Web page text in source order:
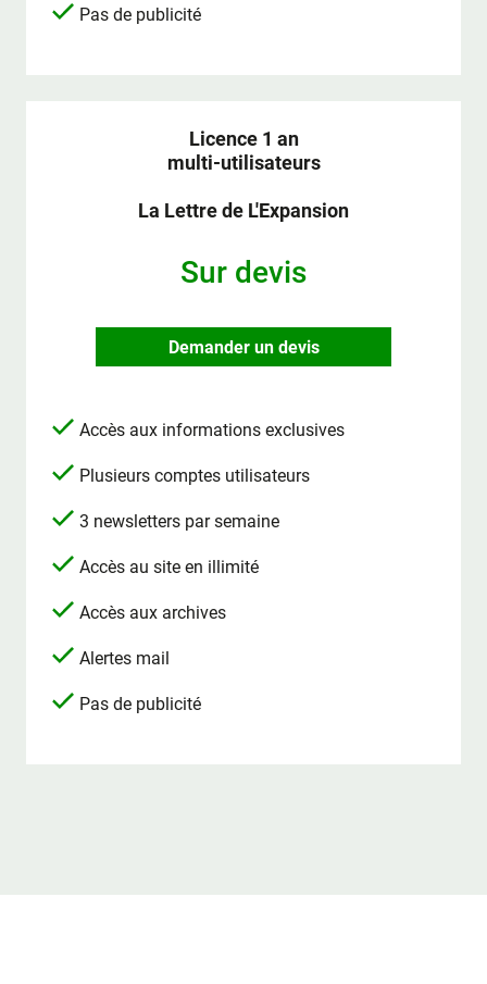
Pas de publicité
Licence 1 an
multi-utilisateurs
La Lettre de L'Expansion
Sur devis
Demander un devis
Accès aux informations exclusives
Plusieurs comptes utilisateurs
3 newsletters par semaine
Accès au site en illimité
Accès aux archives
Alertes mail
Pas de publicité